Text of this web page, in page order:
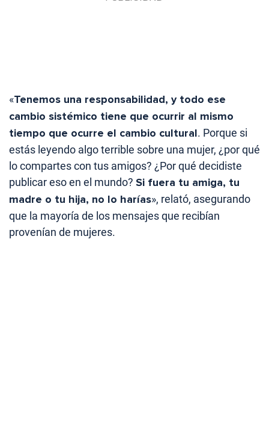
«Tenemos una responsabilidad, y todo ese
cambio sistémico tiene que ocurrir al mismo
tiempo que ocurre el cambio cultural. Porque si
estás leyendo algo terrible sobre una mujer, ¿por qué
lo compartes con tus amigos? ¿Por qué decidiste
publicar eso en el mundo? Si fuera tu amiga, tu
madre o tu hija, no lo harías», relató, asegurando
que la mayoría de los mensajes que recibían
provenían de mujeres.